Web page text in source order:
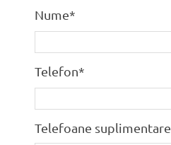
Nume*
Telefon*
Telefoane suplimentare